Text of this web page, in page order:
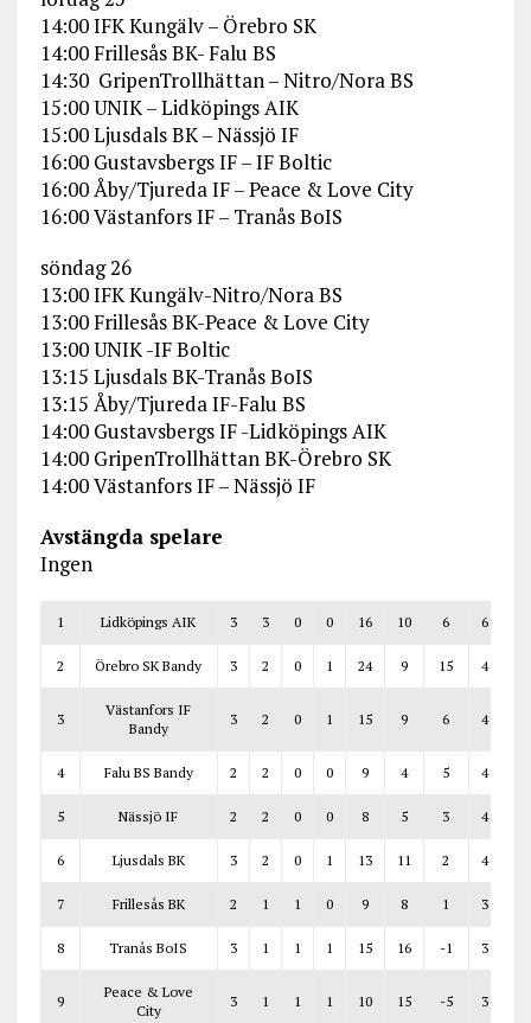
14:00 IFK Kungälv – Örebro SK
14:00 Frillesås BK- Falu BS
14:30 GripenTrollhättan – Nitro/Nora BS
15:00 UNIK – Lidköpings AIK
15:00 Ljusdals BK – Nässjö IF
16:00 Gustavsbergs IF – IF Boltic
16:00 Åby/Tjureda IF – Peace & Love City
16:00 Västanfors IF – Tranås BoIS
söndag 26
13:00 IFK Kungälv-Nitro/Nora BS
13:00 Frillesås BK-Peace & Love City
13:00 UNIK -IF Boltic
13:15 Ljusdals BK-Tranås BoIS
13:15 Åby/Tjureda IF-Falu BS
14:00 Gustavsbergs IF -Lidköpings AIK
14:00 GripenTrollhättan BK-Örebro SK
14:00 Västanfors IF – Nässjö IF
Avstängda spelare
Ingen
1 Lidköpings AIK 3 3 0 0 16 10 6 6
2 Örebro SK Bandy 3 2 0 1 24 9 15 4
3
Västanfors IF
Bandy
3 2 0 1 15 9 6 4
4 Falu BS Bandy 2 2 0 0 9 4 5 4
5 Nässjö IF 2 2 0 0 8 5 3 4
6 Ljusdals BK 3 2 0 1 13 11 2 4
7 Frillesås BK 2 1 1 0 9 8 1 3
8 Tranås BoIS 3 1 1 1 15 16 -1 3
9
Peace & Love
City
3 1 1 1 10 15 -5 3